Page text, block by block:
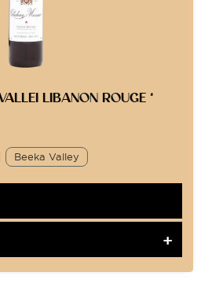
LIBANON ROUGE *
Beeka Valley